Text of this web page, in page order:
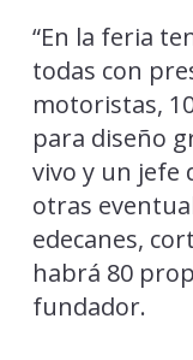
“En la feria
todas con
motoristas,
para diseño
vivo y un jefe
otras
edecanes,
habrá 80
fundador.